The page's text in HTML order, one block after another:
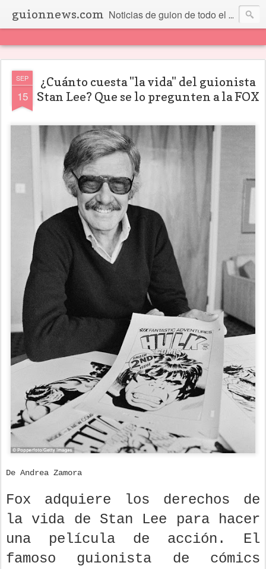
guionnews.com Noticias de guion de todo el mundo... Y más.
SEP
15
¿Cuánto cuesta "la vida" del guionista
Stan Lee? Que se lo pregunten a la FOX
De Andrea Zamora
Fox adquiere los derechos de
la vida de Stan Lee para hacer
una película de acción. El
famoso guionista de cómics